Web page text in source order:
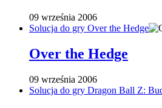
09 września 2006
Solucja do gry Over the Hedge
Over the Hedge
09 września 2006
Solucja do gry Dragon Ball Z: